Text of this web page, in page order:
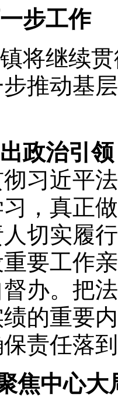
步工作
将继续
推动基
政治引
习近平
，真正
切实履
要工作
办。把
的重要
责任落
焦中心大